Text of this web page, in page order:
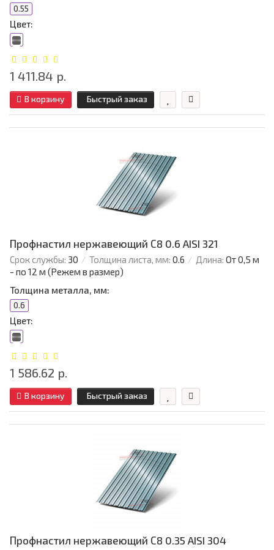
0.55
Цвет:
1 411.84 р.
В корзину Быстрый заказ
Профнастил нержавеющий С8 0.6 AISI 321
Срок службы: 30 Толщина листа, мм: 0.6 Длина: От 0,5 м
- по 12 м (Режем в размер)
Толщина металла, мм:
0.6
Цвет:
1 586.62 р.
В корзину Быстрый заказ
Профнастил нержавеющий С8 0.35 AISI 304